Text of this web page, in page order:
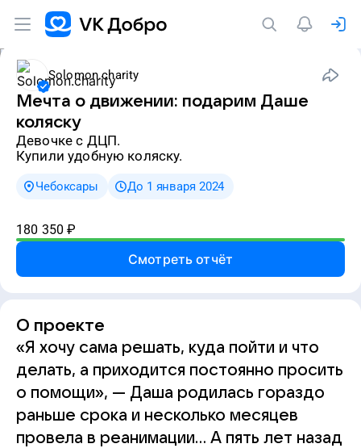
Solomon.charity
Мечта о движении: подарим Даше
коляску
девочке с ДЦП.
Купили удобную коляску.
Чебоксары До 1 января 2024
180 350 ₽
Смотреть отчёт
О проекте
«Я хочу сама решать, куда пойти и что
делать, а приходится постоянно просить
о помощи», — Даша родилась гораздо
раньше срока и несколько месяцев
провела в реанимации... А пять лет назад